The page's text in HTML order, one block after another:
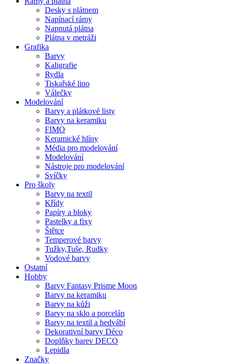
Desky s plátnem
Napínací rámy
Napnutá plátna
Plátna v metráži
Grafika
Barvy
Kaligrafie
Rydla
Tiskařské lino
Válečky
Modelování
Barvy a plátkové listy
Barvy na keramiku
FIMO
Keramické hlíny
Média pro modelování
Modelování
Nástroje pro modelování
Svíčky
Pro školy
Barvy na textil
Křídy
Papíry a bloky
Pastelky a fixy
Štětce
Temperové barvy
Tužky,Tuše, Rudky
Vodové barvy
Ostatní
Hobby
Barvy Fantasy Prisme Moon
Barvy na keramiku
Barvy na kůži
Barvy na sklo a porcelán
Barvy na textil a hedvábí
Dekorativní barvy Déco
Doplňky barev DECO
Lepidla
Značky